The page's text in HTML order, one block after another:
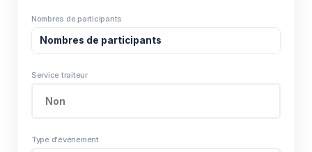
Nombres de participants
Service traiteur
Type d'événement